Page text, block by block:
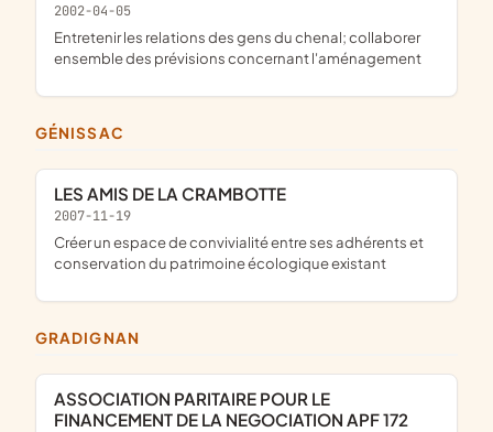
2002-04-05
entretenir les relations des gens du chenal; collaborer
ensemble des prévisions concernant l'aménagement
GÉNISSAC
LES AMIS DE LA CRAMBOTTE
2007-11-19
créer un espace de convivialité entre ses adhérents et
conservation du patrimoine écologique existant
GRADIGNAN
ASSOCIATION PARITAIRE POUR LE
FINANCEMENT DE LA NEGOCIATION APF 172